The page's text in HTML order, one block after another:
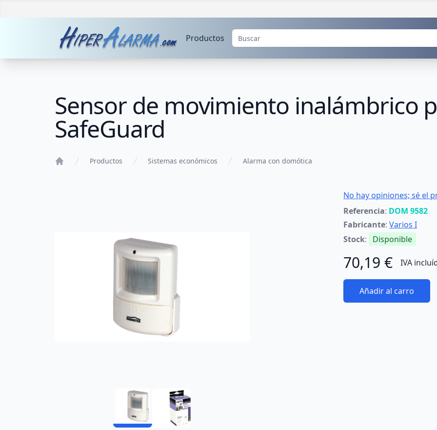
Productos
Sensor de movimiento inalámbrico
SafeGuard
Productos Sistemas económicos Alarma con domótica
No hay opiniones; sé el
Referencia: DOM 9582
Fabricante: Varios I
Stock: Disponible
70,19 € IVA
Añadir al carro